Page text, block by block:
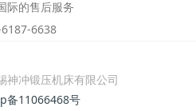
际的售后服务
6638
冲锻压机床有限公司
备11066468号